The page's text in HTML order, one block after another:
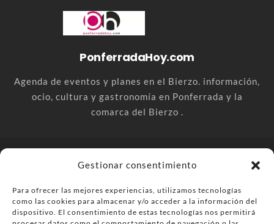
Gestionar consentimiento
Para ofrecer las mejores experiencias, utilizamos tecnologías
como las cookies para almacenar y/o acceder a la información del
dispositivo. El consentimiento de estas tecnologías nos permitirá
PonferradaHoy.com
Agenda de eventos y planes en el Bierzo. información,
ocio, cultura y gastronomía en Ponferrada y la
comarca del Bierzo .
comarca del Bierzo
Anúnciate
Más información sobre las cookies
Envía tu negocio
Contacta Política de privacidad